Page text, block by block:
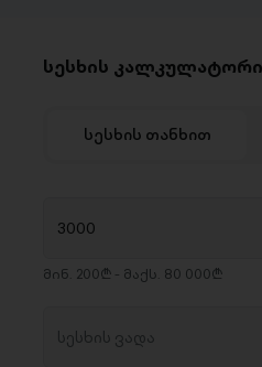
სესხის კალკულატორი
სესხის თანხით
მინ. 200₾ - მაქს. 80 000₾